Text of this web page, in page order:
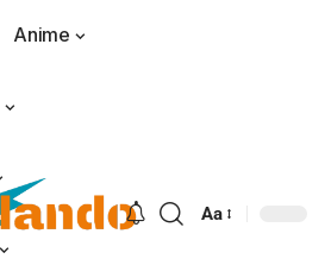
Anime
Aa